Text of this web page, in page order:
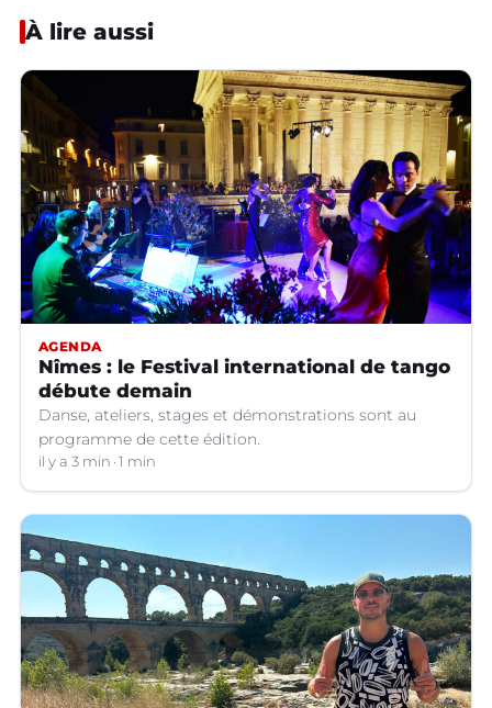
À lire aussi
AGENDA
Nîmes : le Festival international de tango
débute demain
Danse, ateliers, stages et démonstrations sont au
programme de cette édition.
il y a 3 min 1 min